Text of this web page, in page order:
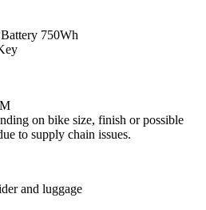
750Wh
on bike size, finish or possible
to supply chain issues.
and luggage